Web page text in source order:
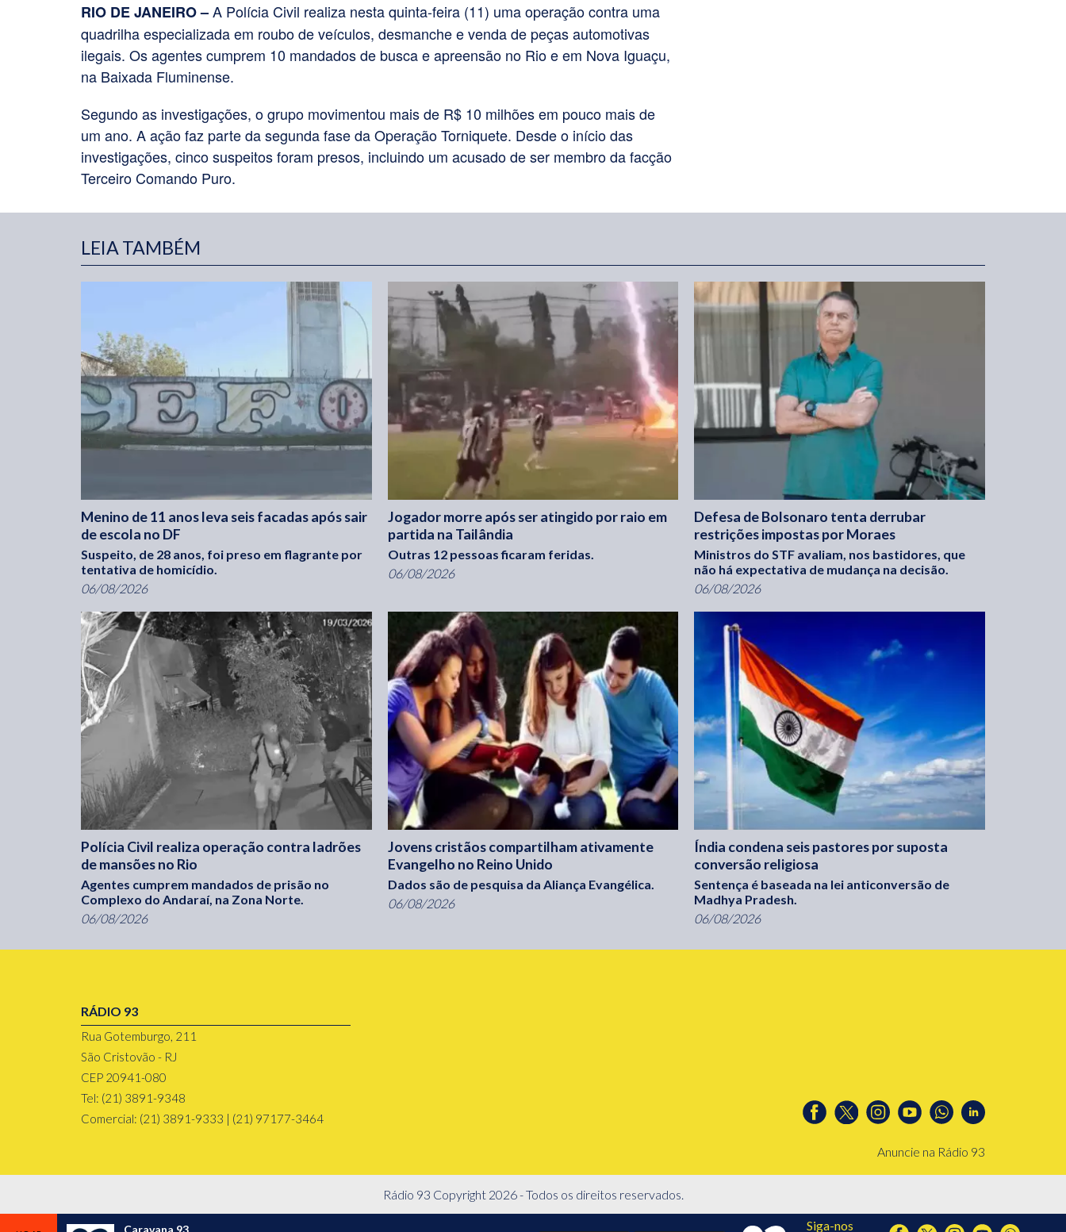
RIO DE JANEIRO –A Polícia Civil realiza nesta quinta-feira (11) uma operação contra uma
quadrilha especializada em roubo de veículos, desmanche e venda de peças automotivas
ilegais. Os agentes cumprem 10 mandados de busca e apreensão no Rio e em Nova Iguaçu,
na Baixada Fluminense.
Segundo as investigações, o grupo movimentou mais de R$ 10 milhões em pouco mais de
um ano. A ação faz parte da segunda fase da Operação Torniquete. Desde o início das
investigações, cinco suspeitos foram presos, incluindo um acusado de ser membro da facção
Terceiro Comando Puro.
LEIA TAMBÉM
Menino de 11 anos leva seis facadas após sair
de escola no DF
Suspeito, de 28 anos, foi preso em flagrante por
tentativa de homicídio.
06/08/2026
Jogador morre após ser atingido por raio em
partida na Tailândia
Outras 12 pessoas ficaram feridas.
06/08/2026
Defesa de Bolsonaro tenta derrubar
restrições impostas por Moraes
Ministros do STF avaliam, nos bastidores, que
não há expectativa de mudança na decisão.
06/08/2026
Polícia Civil realiza operação contra ladrões
de mansões no Rio
Agentes cumprem mandados de prisão no
Complexo do Andaraí, na Zona Norte.
06/08/2026
Jovens cristãos compartilham ativamente
Evangelho no Reino Unido
Dados são de pesquisa da Aliança Evangélica.
06/08/2026
Índia condena seis pastores por suposta
conversão religiosa
Sentença é baseada na lei anticonversão de
Madhya Pradesh.
06/08/2026
RÁDIO 93
Rua Gotemburgo, 211
São Cristovão - RJ
CEP 20941-080
Tel: (21) 3891-9348
Comercial: (21) 3891-9333 | (21) 97177-3464
Anuncie na Rádio 93
Rádio 93 Copyright 2026 - Todos os direitos reservados.
Caravana 93 Siga-nos